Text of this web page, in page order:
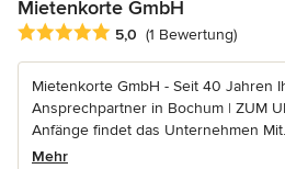
Mietenkorte GmbH
Durchschnittliche Bewertung: 5
5,0 (1 Bewertung)
Mietenkorte GmbH - Seit 40 Jahren
Ansprechpartner in Bochum | ZUM
Anfänge findet das Unternehmen
Mehr